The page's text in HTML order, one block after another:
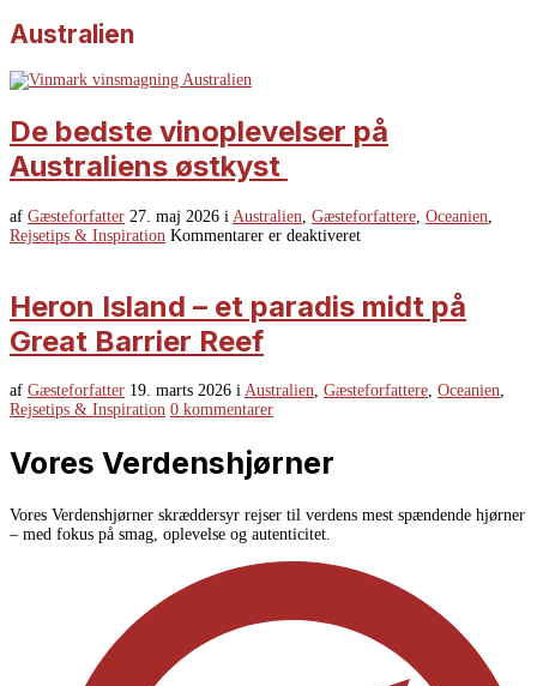
Australien
De bedste vinoplevelser på
Australiens østkyst
af Gæsteforfatter 27. maj 2026 i Australien Gæsteforfattere Oceanien
Rejsetips & Inspiration Kommentarer er deaktiveret
Heron Island – et paradis midt på
Great Barrier Reef
af Gæsteforfatter 19. marts 2026 i Australien, Gæsteforfattere, Oceanien,
Rejsetips & Inspiration 0 kommentarer
Vores Verdenshjørner
Vores Verdenshjørner skræddersyr rejser til verdens mest spændende hjørner
– med fokus på smag, oplevelse og autenticitet.